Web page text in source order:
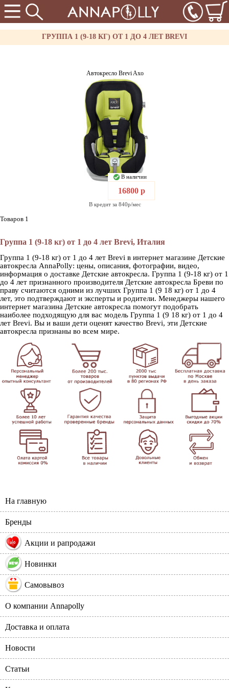
ГРУППА 1 (9-18 КГ) ОТ 1 ДО 4 ЛЕТ BREVI
Автокресло Brevi Axo
В наличии
16800 р
В кредит за 840р/мес
Товаров 1
Группа 1 (9-18 кг) от 1 до 4 лет Brevi, Италия
Группа 1 (9-18 кг) от 1 до 4 лет Brevi в интернет магазине Детские
автокресла AnnaPolly: цены, описания, фотографии, видео,
информация о доставке Детские автокресла. Группа 1 (9-18 кг) от 1
до 4 лет признанного производителя Детские автокресла Бреви по
праву считаются одними из лучших Группа 1 (9 18 кг) от 1 до 4
лет, это подтверждают и эксперты и родители. Менеджеры нашего
интернет магазина Детские автокресла помогут подобрать
наиболее подходящую для вас модель Группа 1 (9 18 кг) от 1 до 4
лет Brevi. Вы и ваши дети оценят качество Brevi, эти Детские
автокресла признаны во всем мире.
На главную
Бренды
% Акции и рапродажи
Новинки
Самовывоз
О компании Annapolly
Доставка и оплата
Новости
Статьи